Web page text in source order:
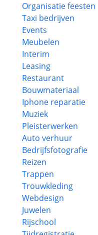
Organisatie feesten
Taxi bedrijven
Events
Meubelen
Interim
Leasing
Restaurant
Bouwmateriaal
Iphone reparatie
Muziek
Pleisterwerken
Auto verhuur
Bedrijfsfotografie
Reizen
Trappen
Trouwkleding
Webdesign
Juwelen
Rijschool